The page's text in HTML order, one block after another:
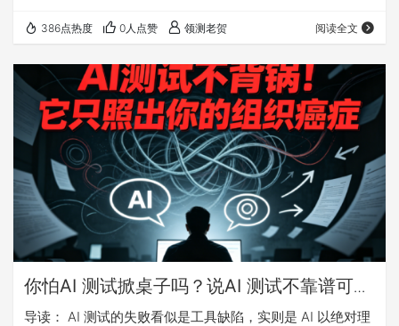
断+承担责任”，这包含大量隐性知识和业务直觉，无法被训
练数据替代。 AI带来新风险：非确定性与幻觉：大模型的概
率性输出颠覆了传统测试的确定性思维，需要人类专家做最
终验证和审计。 测试工程师的升维路径：从“执行者”升级为
“背书者”，从“技术工…
386点热度 0人点赞 领测老贺 阅读全文
你怕AI 测试掀桌子吗？说AI 测试不靠谱可能
只是表面现象！
导读： AI 测试的失败看似是工具缺陷，实则是 AI 以绝对理